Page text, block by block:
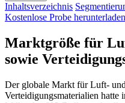
Inhaltsverzeichnis
Kostenlose Probe herunterladen
Marktgröße für
sowie
Der globale Markt für Luft-
Verteidigungsmaterialien hatte